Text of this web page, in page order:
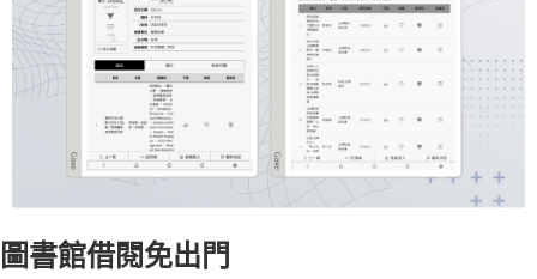
圖書館借閱免出門